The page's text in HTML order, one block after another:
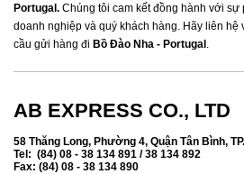
Portugal . Chúng tôi cam kết đồng hành với sự
doanh nghiệp và quý khách hàng. Hãy liên hệ
cầu gửi hàng đi Bồ Đào Nha - Portugal .
AB EXPRESS CO., LTD
58 Thăng Long, Phường 4, Quận Tân Bình,
Tel: (84) 08 - 38 134 891 / 38 134
Fax: (84) 08 - 38 134 890